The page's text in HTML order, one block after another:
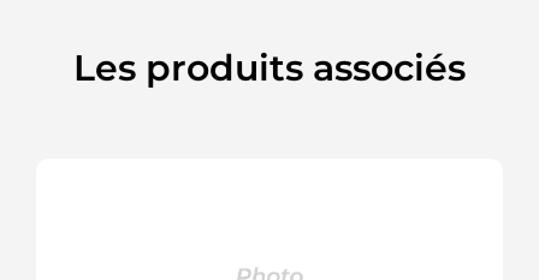
Les produits associés